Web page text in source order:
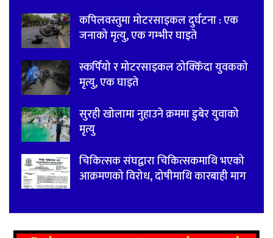
कपिलवस्तुमा मोटरसाइकल दुर्घटना : एक
जनाको मृत्यु, एक गम्भीर घाइते
स्कर्पियो र मोटरसाइकल ठोक्किँदा युवकको
मृत्यु, एक घाइते
सुरही खोलामा नुहाउने क्रममा डुबेर युवाको
मृत्यु
चिकित्सक संघद्वारा चिकित्सकमाथि भएको
आक्रमणको विरोध, दोषीमाथि कारबाही माग